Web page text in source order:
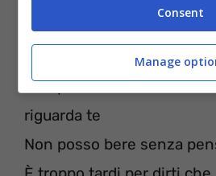
If I Can’t Have You
Mendes
Non posso scrivere una
riguarda te
Non posso bere senza
Consent
Manage